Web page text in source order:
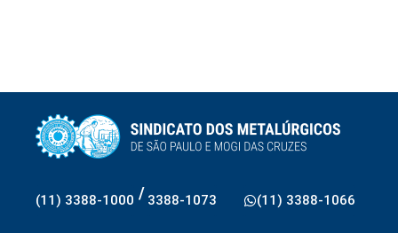
(11) 3388-1000 / 3388-1073 (11) 3388-1066